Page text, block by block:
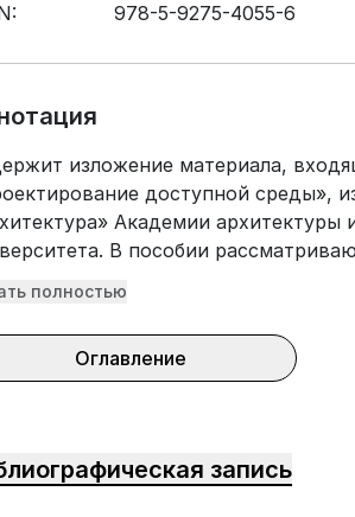
978-5-9275-4055-6
изложение материала,
доступной среды»,
Академии
В пособии
проектирования
архитектурное
теоретические и
по программам
полностью
Оглавление
запись